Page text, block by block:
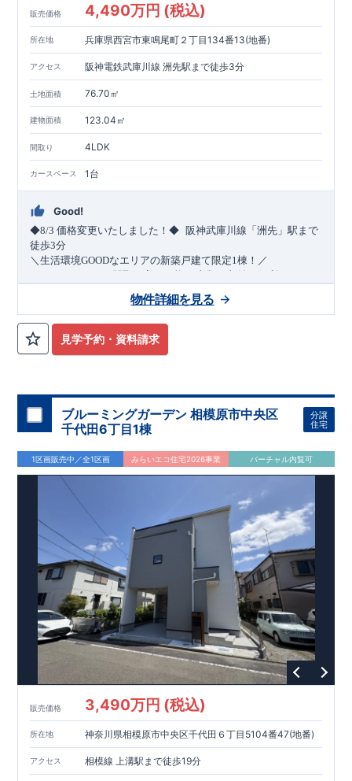
販売価格 4,490万円 (税込)
所在地 兵庫県西宮市東鳴尾町２丁目134番13(地番)
アクセス 阪神電鉄武庫川線 洲先駅まで徒歩3分
土地面積 76.70㎡
建物面積 123.04㎡
間取り 4LDK
カースペース 1台
Good!
◆8/3 価格変更いたしました！◆ ​阪神武庫川線 「洲先」駅まで
徒歩3分
＼生活環境GOODなエリアの新築戸建て限定1棟！／
・2部屋から行き来できる
・デザインと機能性を兼ね備えたオープンサニタリー
リビング全体を見渡せる
​
ーパー）徒歩10分 約787ｍ)​
・網戸
↓クリックすると特設ページにジャンプします↓
2024 年グッドデザイン賞 プロジェクト同時受賞
せる道」 ○第18回キッズデザイン賞受賞 ・2024年、東栄住宅
の新たな空間提案 「マルチエント ランス」が受賞いたしまし
た！
耐震等級最高等級3 ・数百年に一度の地震に耐える力
倍の耐震性！
ー採用で安心！ ○BELS ・エコ住宅としての性能評価を全号棟
が取得しています！ ○住宅性能評価ダブル取得 ・『設計』住
ております。
・『建設』住宅性能評価…評価を受けた図面通
りに施工されているか、建設までに計4回チェックが行われま
す。
平日・休日ご内覧可能です！
ぜひお気軽にお問い合わせください♪ 西宮営業所 TEL
0798-
38-1246​(定休日：火・水・年末年始
見学予約・資料請求
物件詳細を見る
ブルーミングガーデン 相模原市中央区
千代田6丁目1棟
分譲
住宅
1区画販売中／全1区画 みらいエコ住宅2026事業 バーチャル内覧可
販売価格 3,490万円 (税込)
所在地 神奈川県相模原市中央区千代田６丁目5104番47(地番)
アクセス 相模線 上溝駅まで徒歩19分